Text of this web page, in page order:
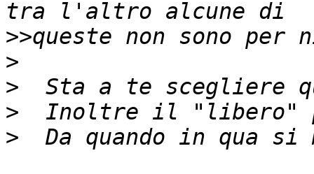
>>
>
>
>
>